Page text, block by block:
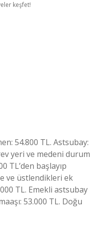
keşfet!
54.800 TL. Astsubay:
yeri ve medeni durum
TL’den başlayıp
ve üstlendikleri ek
TL. Emekli astsubay
53.000 TL. Doğu